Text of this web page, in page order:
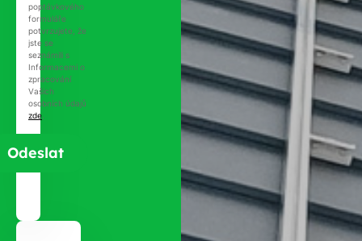
poptávkového
formuláře
potvrzujete, že
jste se
seznámili s
Informacemi o
zpracování
Vašich
osobních údajů
zde